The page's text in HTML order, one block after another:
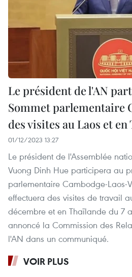
Le président de l'AN
Sommet parlementaire
des visites au Laos et
01/12/2023 13:27
Le président de l'Assemblée
Vuong Dinh Hue participera au
parlementaire Cambodge-Laos-
effectuera des visites de travail
décembre et en Thaïlande du 7
annoncé la Commission des
l'AN dans un communiqué.
VOIR PLUS